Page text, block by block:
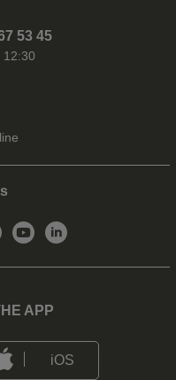
53 45
12:30
APP
iOS